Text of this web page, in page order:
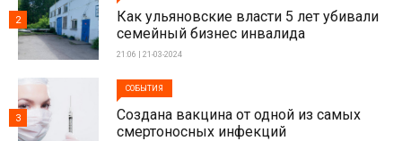
Как ульяновские власти 5 лет убивали
семейный бизнес инвалида
21:06 | 21-03-2024
2
СОБЫТИЯ
Создана вакцина от одной из самых
смертоносных инфекций
3